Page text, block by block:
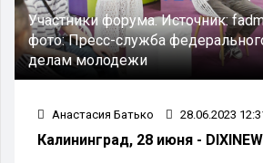
Участники форума.Источник:
фото:Пресс-служба
делам молодежи
Анастасия Батько 28.06.2023
Калининград, 28 июня -